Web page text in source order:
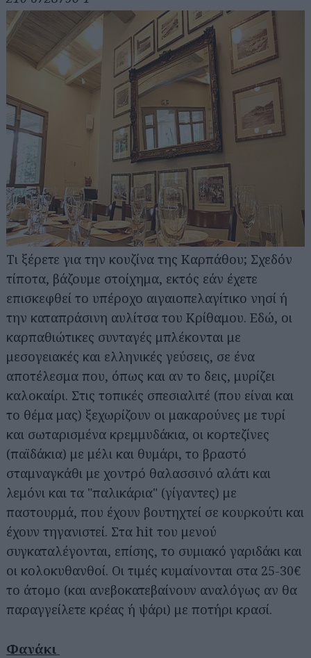
Τι ξέρετε για την κουζίνα της Καρπάθου; Σχεδόν
τίποτα, βάζουμε στοίχημα, εκτός εάν έχετε
επισκεφθεί το υπέροχο αιγαιοπελαγίτικο νησί ή
την καταπράσινη αυλίτσα του Κρίθαμου. Εδώ, οι
καρπαθιώτικες συνταγές μπλέκονται με
μεσογειακές και ελληνικές γεύσεις, σε ένα
αποτέλεσμα που, όπως και αν το δεις, μυρίζει
καλοκαίρι. Στις τοπικές σπεσιαλιτέ (που είναι και
το θέμα μας) ξεχωρίζουν οι μακαρούνες με τυρί
και σωταρισμένα κρεμμυδάκια, οι κορτεζίνες
(παϊδάκια) με μέλι και θυμάρι, το βραστό
σταμναγκάθι με χοντρό θαλασσινό αλάτι και
λεμόνι και τα "παλικάρια" (γίγαντες) με
παστουρμά, που έχουν βουτηχτεί σε κουρκούτι και
έχουν τηγανιστεί. Στα hit του μενού
συγκαταλέγονται, επίσης, το συμιακό γαριδάκι και
οι κολοκυθανθοί. Οι τιμές κυμαίνονται στα 25-30€
το άτομο (και ανεβοκατεβαίνουν αναλόγως αν θα
παραγγείλετε κρέας ή ψάρι) με ποτήρι κρασί.
Φανάκι